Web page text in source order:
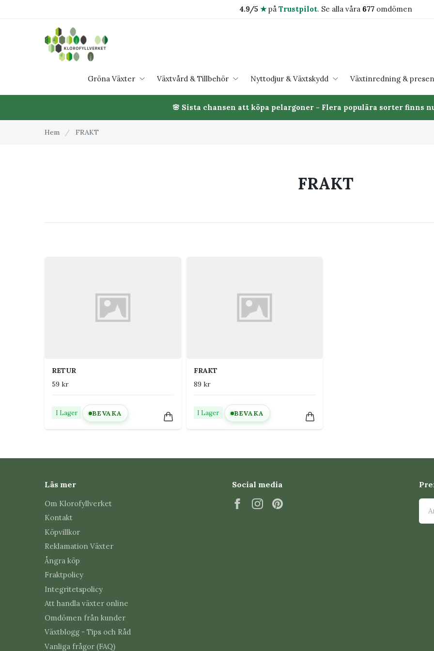
4.9/5 ★på Trustpilot. Se alla våra 677omdömen
Gröna Växter Växtvård & Tillbehör Nyttodjur & Växtskydd Växtinredning &
🌸 Sista chansen att köpa pelargoner - Flera populära sorter finns
Hem / FRAKT
FRAKT
RETUR
59 kr
I Lager BEVAKA
FRAKT
89 kr
I Lager BEVAKA
Läs mer
Om Klorofyllverket
Kontakt
Köpvillkor
Reklamation Växter
Ångra köp
Fraktpolicy
Integritetspolicy
Att handla växter online
Omdömen från kunder
Växtblogg - Tips och Råd
Vanliga frågor (FAQ)
Social media